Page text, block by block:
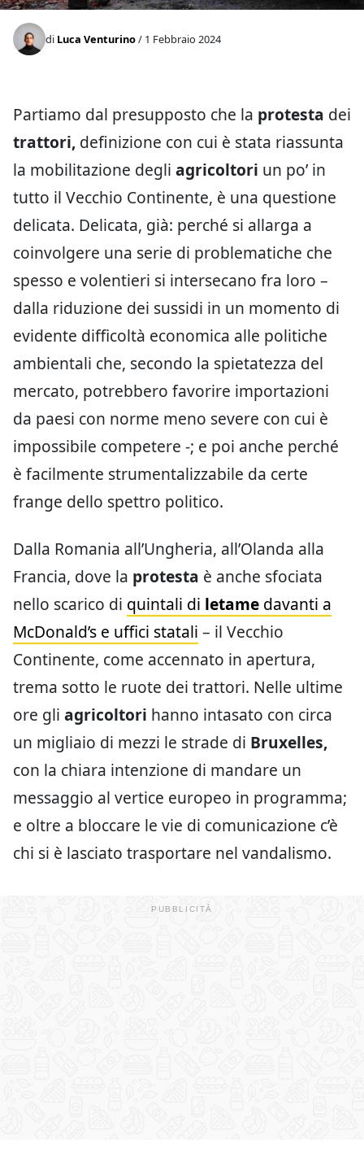
di Luca Venturino/ 1 Febbraio 2024
Partiamo dal presupposto che la protesta dei
trattori, definizione con cui è stata riassunta
la mobilitazione degli agricoltori un po’ in
tutto il Vecchio Continente, è una questione
delicata. Delicata, già: perché si allarga a
coinvolgere una serie di problematiche che
spesso e volentieri si intersecano fra loro –
dalla riduzione dei sussidi in un momento di
evidente difficoltà economica alle politiche
ambientali che, secondo la spietatezza del
mercato, potrebbero favorire importazioni
da paesi con norme meno severe con cui è
impossibile competere -; e poi anche perché
è facilmente strumentalizzabile da certe
frange dello spettro politico.
Dalla Romania all’Ungheria, all’Olanda alla
Francia, dove la protesta è anche sfociata
nello scarico di quintali di letame davanti a
McDonald’s e uffici statali – il Vecchio
Continente, come accennato in apertura,
trema sotto le ruote dei trattori. Nelle ultime
ore gli agricoltori hanno intasato con circa
un migliaio di mezzi le strade di Bruxelles,
con la chiara intenzione di mandare un
messaggio al vertice europeo in programma;
e oltre a bloccare le vie di comunicazione c’è
chi si è lasciato trasportare nel vandalismo.